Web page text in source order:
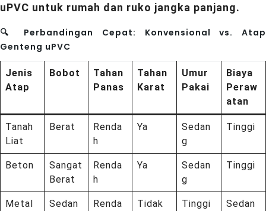
uPVC untuk rumah dan ruko jangka panjang.
🔍 Perbandingan Cepat: Konvensional vs. Atap
Genteng uPVC
Jenis
Atap
Bobot
Tahan
Panas
Tahan
Karat
Umur
Pakai
Biaya
Peraw
atan
Tanah
Liat
Berat
Renda
h
Ya
Sedan
g
Tinggi
Beton
Sangat
Berat
Renda
h
Ya
Sedan
g
Tinggi
Metal
Sedan
Renda
Tidak Tinggi
Sedan